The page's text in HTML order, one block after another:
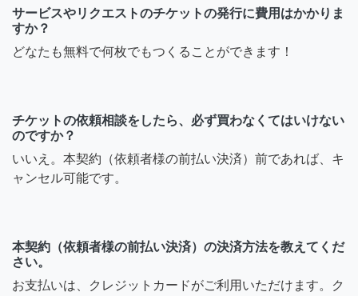
サービスやリクエストのチケットの発行に費用はかかりま
すか？
どなたも無料で何枚でもつくることができます！
チケットの依頼相談をしたら、必ず買わなくてはいけない
のですか？
いいえ。本契約（依頼者様の前払い決済）前であれば、キ
ャンセル可能です。
本契約（依頼者様の前払い決済）の決済方法を教えてくだ
さい。
お支払いは、クレジットカードがご利用いただけます。ク